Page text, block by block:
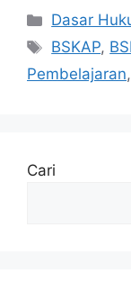
Kategori
Dasar
Tag
BSKAP,
Pembelajaran,
Cari